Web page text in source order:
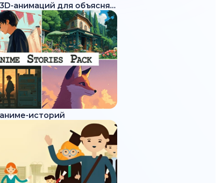
Набор 3D-анимаций для объясняющих роликов
историй